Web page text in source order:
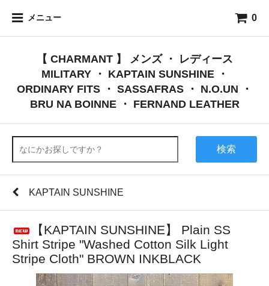
メニュー 0
【 CHARMANT 】 メンズ ・ レディース
MILITARY ・ KAPTAIN SUNSHINE ・
ORDINARY FITS ・ SASSAFRAS ・ N.O.UN ・
BRU NA BOINNE ・ FERNAND LEATHER
検索
KAPTAIN SUNSHINE
【KAPTAIN SUNSHINE】 Plain SS
Shirt Stripe "Washed Cotton Silk Light
Stripe Cloth" BROWN INKBLACK